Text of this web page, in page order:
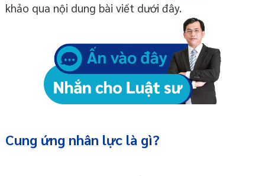
khảo qua nội dung bài viết dưới đây.
Cung ứng nhân lực là gì?